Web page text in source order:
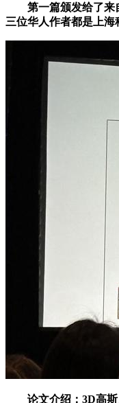
第一篇颁发给了来自
三位华人作者都是上海
论文介绍：3D高斯点